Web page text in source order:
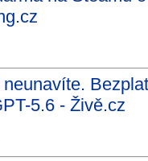
5.6 - Živě.cz